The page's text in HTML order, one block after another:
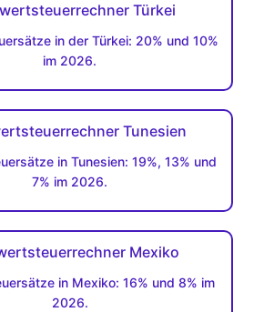
Türkei
in der Türkei: 20% und 10%
im 2026.
Tunesien
in Tunesien: 19%, 13% und
7% im 2026.
Mexiko
in Mexiko: 16% und 8% im
2026.